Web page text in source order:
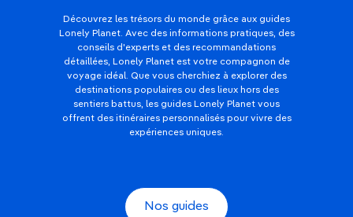
Découvrez les trésors du monde grâce aux guides
Lonely Planet. Avec des informations pratiques, des
conseils d'experts et des recommandations
détaillées, Lonely Planet est votre compagnon de
voyage idéal. Que vous cherchiez à explorer des
destinations populaires ou des lieux hors des
sentiers battus, les guides Lonely Planet vous
offrent des itinéraires personnalisés pour vivre des
expériences uniques.
Nos guides